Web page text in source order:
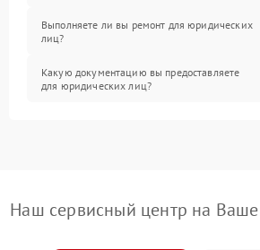
Выполняете ли вы ремонт для юридических
лиц?
Какую документацию вы предоставляете
для юридических лиц?
Наш сервисный центр на